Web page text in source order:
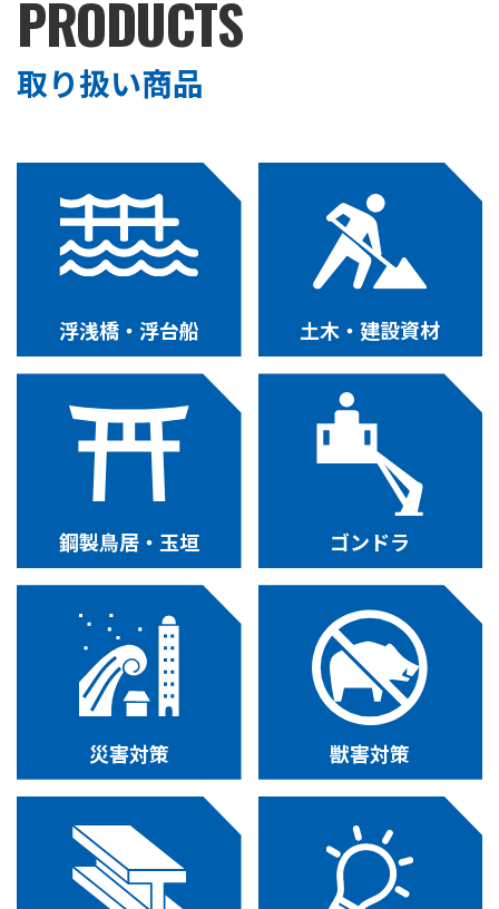
PRODUCTS
取り扱い商品
浮浅橋・浮台船 土木・建設資材
鋼製鳥居・玉垣 ゴンドラ
災害対策 獣害対策